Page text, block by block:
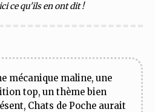
ce qu'ils en ont dit !
mécanique maline, une
top, un thème bien
Chats de Poche aurait